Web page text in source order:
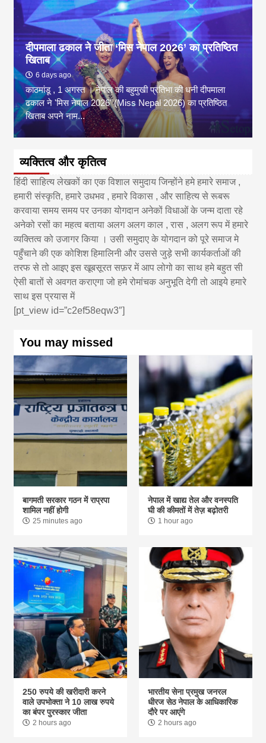
दीपमाला ढकाल ने जीता ‘मिस नेपाल 2026’ का प्रतिष्ठित
खिताब
6 days ago
काठमांडू , 1 अगस्त । नेपाल की बहुमुखी प्रतिभा की धनी दीपमाला
ढकाल ने 'मिस नेपाल 2026' (Miss Nepal 2026) का प्रतिष्ठित
खिताब अपने नाम...
व्यक्तित्व और कृतित्व
हिंदी साहित्य लेखकों का एक विशाल समुदाय जिन्होंने हमे हमारे समाज ,
हमारी संस्कृति, हमारे उधभव , हमारे विकास , और साहित्य से रूबरू
करवाया समय समय पर उनका योगदान अनेकों विधाओं के जन्म दाता रहे
अनेको रसों का महत्व बताया अलग अलग काल , रास , अलग रूप में हमारे
व्यक्तित्व को उजागर किया । उसी समुदाए के योगदान को पूरे समाज मे
पहुँचाने की एक कोशिश हिमालिनी और उससे जुड़े सभी कार्यकर्ताओं की
तरफ से तो आइए इस खूबसूरत सफ़र में आप लोगो का साथ हमे बहुत सी
ऐसी बातों से अवगत कराएगा जो हमे रोमांचक अनुभूति देगी तो आइये हमारे
साथ इस प्रयास में
[pt_view id=”c2ef58eqw3″]
You may missed
बागमती सरकार गठन में राप्रपा
शामिल नहीं होगी
25 minutes ago
नेपाल में खाद्य तेल और वनस्पति
घी की कीमतों में तेज़ बढ़ोतरी
1 hour ago
250 रुपये की खरीदारी करने
वाले उपभोक्ता ने 10 लाख रुपये
का बंपर पुरस्कार जीता
2 hours ago
भारतीय सेना प्रमुख जनरल
धीरज सेठ नेपाल के आधिकारिक
दौरे पर आएंगे
2 hours ago